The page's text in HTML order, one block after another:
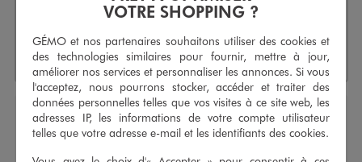
Les plus produit
Lot de 2 pinces différentes
Pinces crabes pour les cheveux femme (lot de 2)
VOTRE SHOPPING ?
GÉMO et nos partenaires souhaitons utiliser des cookies et
des technologies similaires pour fournir, mettre à jour,
améliorer nos services et personnaliser les annonces. Si vous
l'acceptez, nous pourrons stocker, accéder et traiter des
données personnelles telles que vos visites à ce site web, les
adresses IP, les informations de votre compte utilisateur
telles que votre adresse e-mail et les identifiants des cookies.